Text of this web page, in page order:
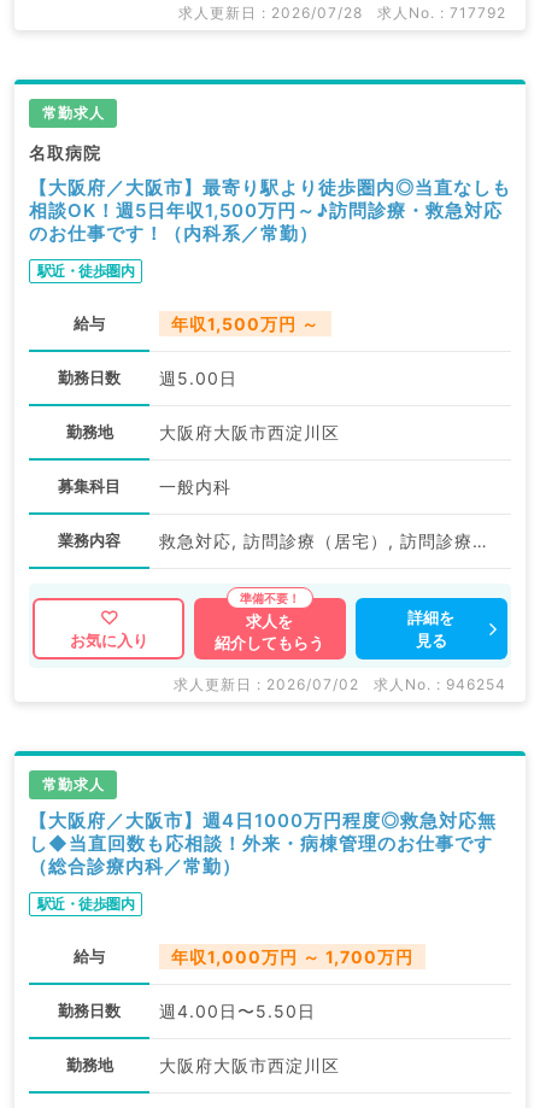
求人更新日 : 2026/07/28 求人No. : 717792
常勤求人
名取病院
【大阪府／大阪市】最寄り駅より徒歩圏内◎当直なしも
相談OK！週5日年収1,500万円～♪訪問診療・救急対応
のお仕事です！（内科系／常勤）
駅近・徒歩圏内
給与 年収1,500万円 ～
勤務日数 週5.00日
勤務地 大阪府大阪市西淀川区
募集科目 一般内科
業務内容 救急対応, 訪問診療（居宅）, 訪問診療（施設）
お気に入り
求人を
紹介してもらう
詳細を
見る
求人更新日 : 2026/07/02 求人No. : 946254
常勤求人
【大阪府／大阪市】週4日1000万円程度◎救急対応無
し◆当直回数も応相談！外来・病棟管理のお仕事です
（総合診療内科／常勤）
駅近・徒歩圏内
給与 年収1,000万円 ～ 1,700万円
勤務日数 週4.00日〜5.50日
勤務地 大阪府大阪市西淀川区